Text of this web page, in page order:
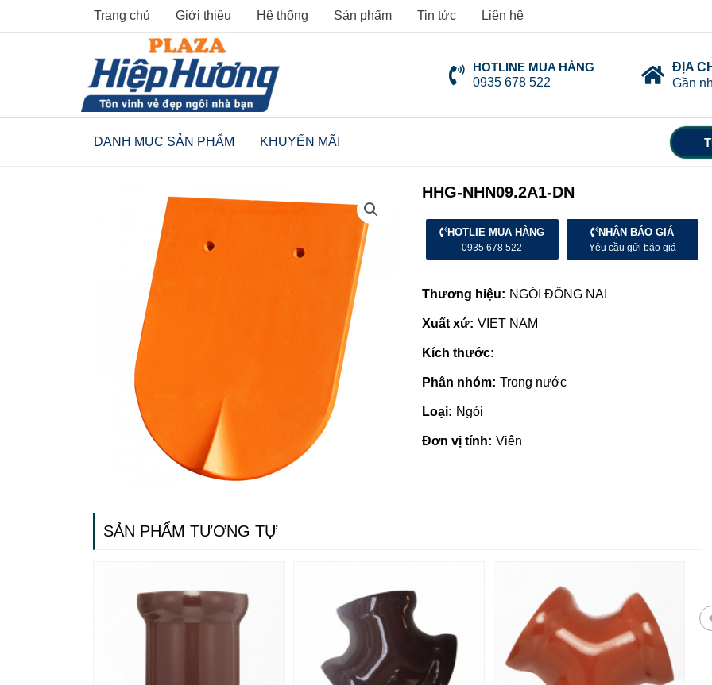
to
Trang chủ Giới thiệu Hệ thống Sản phẩm Tin tức Liên hệ
HOTLINE MUA HÀNG
0935 678 522
ĐỊA
Gần
DANH MỤC SẢN PHẨM KHUYẾN MÃI
HHG-NHN09.2A1-DN
HOTLIE MUA HÀNG
0935 678 522
NHẬN BÁO GIÁ
Yêu cầu gửi báo giá
Thương hiệu: NGÓI ĐỒNG NAI
Xuất xứ: VIET NAM
Kích thước:
Phân nhóm: Trong nước
Loại: Ngói
Đơn vị tính: Viên
SẢN PHẨM TƯƠNG TỰ
Gạch ốp lát giá rẻ tại Quảng
Nhà phân